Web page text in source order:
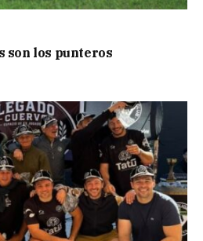
son los punteros